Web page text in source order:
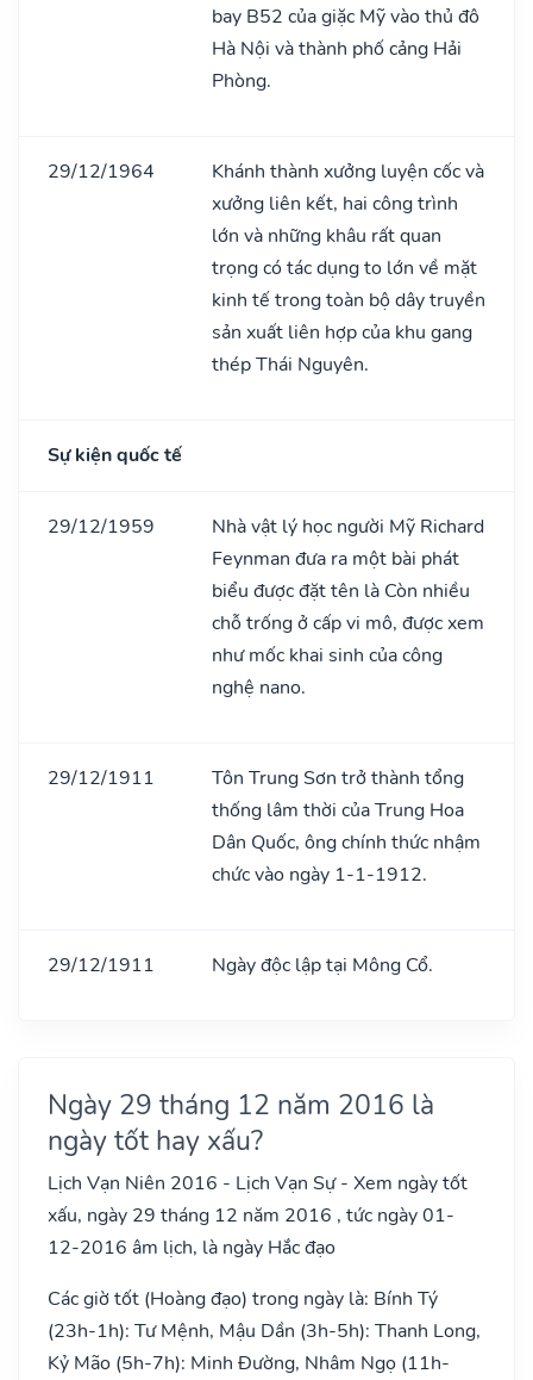
bay B52 của giặc Mỹ vào thủ đô
Hà Nội và thành phố cảng Hải
Phòng.
29/12/1964
Khánh thành xưởng luyện cốc và
xưởng liên kết, hai công trình
lớn và những khâu rất quan
trọng có tác dụng to lớn về mặt
kinh tế trong toàn bộ dây truyền
sản xuất liên hợp của khu gang
thép Thái Nguyên.
Sự kiện quốc tế
29/12/1959
Nhà vật lý học người Mỹ Richard
Feynman đưa ra một bài phát
biểu được đặt tên là Còn nhiều
chỗ trống ở cấp vi mô, được xem
như mốc khai sinh của công
nghệ nano.
29/12/1911
Tôn Trung Sơn trở thành tổng
thống lâm thời của Trung Hoa
Dân Quốc, ông chính thức nhậm
chức vào ngày 1-1-1912.
29/12/1911 Ngày độc lập tại Mông Cổ.
Ngày 29 tháng 12 năm 2016 là
ngày tốt hay xấu?
Lịch Vạn Niên 2016 - Lịch Vạn Sự - Xem ngày tốt
xấu, ngày 29 tháng 12 năm 2016 , tức ngày 01-
12-2016 âm lịch, là ngày Hắc đạo
Các giờ tốt (Hoàng đạo) trong ngày là: Bính Tý
(23h-1h): Tư Mệnh, Mậu Dần (3h-5h): Thanh Long,
Kỷ Mão (5h-7h): Minh Đường, Nhâm Ngọ (11h-